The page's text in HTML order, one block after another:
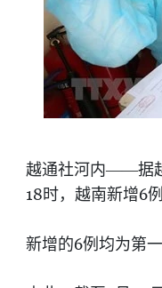
越通社河内——据
18时，越南新增6
新增的6例均为第